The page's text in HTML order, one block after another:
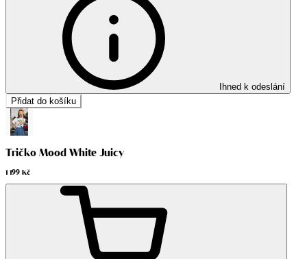
Ihned k odeslání
Přidat do košíku
Tričko Mood White Juicy
1 199 Kč